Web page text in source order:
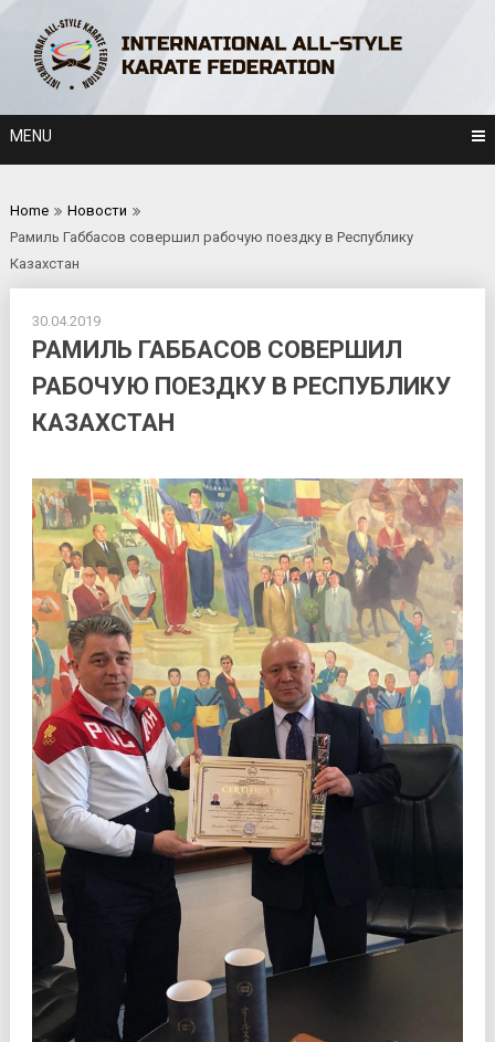
content
MENU
Home
Новости
Рамиль Габбасов совершил рабочую поездку в Республику
Казахстан
30.04.2019
РАМИЛЬ ГАББАСОВ СОВЕРШИЛ
РАБОЧУЮ ПОЕЗДКУ В РЕСПУБЛИКУ
КАЗАХСТАН